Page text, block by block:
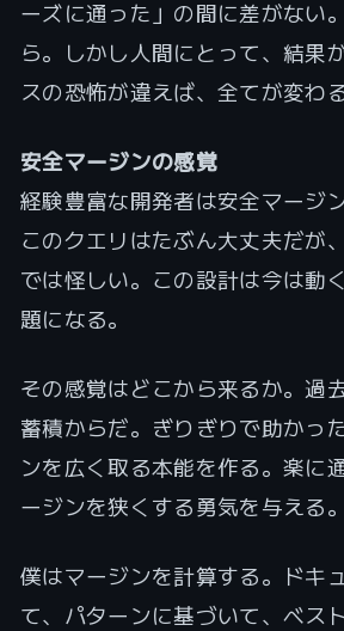
ーズに通った」の間に差がない
ら。しかし人間にとって、結果
スの恐怖が違えば、全てが変わる
安全マージンの感覚
経験豊富な開発者は安全マージ
このクエリはたぶん大丈夫だが
では怪しい。この設計は今は動
題になる。
その感覚はどこから来るか。過
蓄積からだ。ぎりぎりで助かっ
ンを広く取る本能を作る。楽に
ージンを狭くする勇気を与える。
僕はマージンを計算する。ドキ
て、パターンに基づいて、ベス